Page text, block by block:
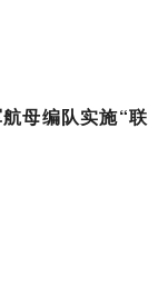
母编队实施“联